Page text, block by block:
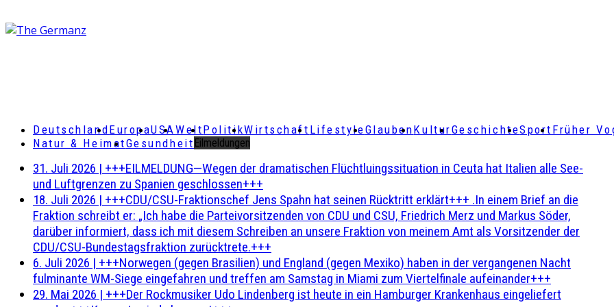
DeutschlandEuropaUSAWeltPolitikWirtschaft LifestyleGlaubenKulturGeschichteSport Früher
Natur & HeimatGesundheit Eilmeldungen
31. Juli 2026 | +++EILMELDUNG—Wegen der dramatischen Flüchtluingssituation in Ceuta hat Italien alle See-
und Luftgrenzen zu Spanien geschlossen+++
18. Juli 2026 | +++CDU/CSU-Fraktionschef Jens Spahn hat seinen Rücktritt erklärt+++ .In einem Brief an die
Fraktion schreibt er: „Ich habe die Parteivorsitzenden von CDU und CSU, Friedrich Merz und Markus Söder,
darüber informiert, dass ich mit diesem Schreiben an unsere Fraktion von meinem Amt als Vorsitzender der
CDU/CSU-Bundestagsfraktion zurücktrete.+++
6. Juli 2026 | +++Norwegen (gegen Brasilien) und England (gegen Mexiko) haben in der vergangenen Nacht
fulminante WM-Siege eingefahren und treffen am Samstag in Miami zum Viertelfinale aufeinander+++
29. Mai 2026 | +++Der Rockmusiker Udo Lindenberg ist heute in ein Hamburger Krankenhaus eingeliefert